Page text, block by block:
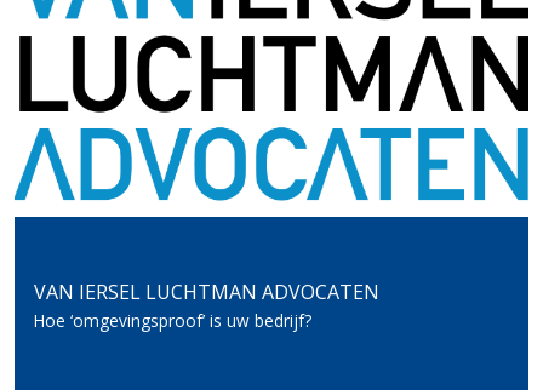
VAN IERSEL LUCHTMAN ADVOCATEN
Hoe ‘omgevingsproof’ is uw bedrijf?